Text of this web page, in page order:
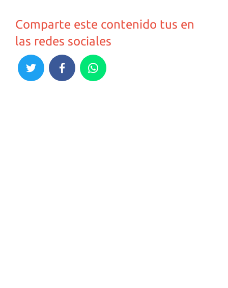
Comparte este contenido tus en
las redes sociales